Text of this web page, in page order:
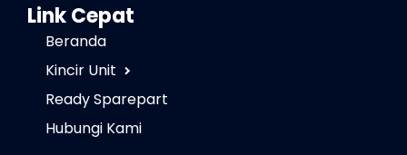
Link Cepat
Beranda
Kincir Unit
Ready Sparepart
Hubungi Kami